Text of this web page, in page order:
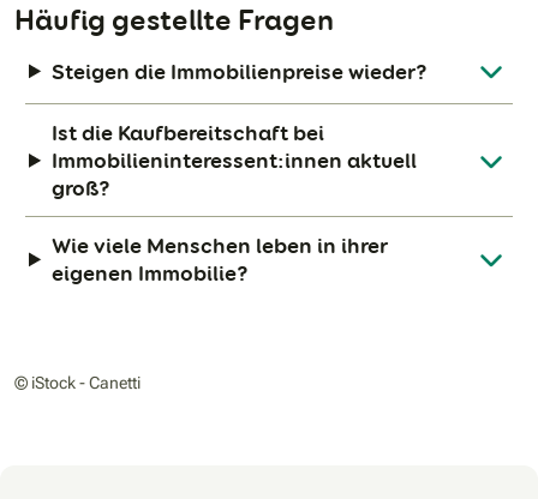
Häufig gestellte Fragen
Steigen die Immobilienpreise wieder?
Ist die Kaufbereitschaft bei
Immobilieninteressent:innen aktuell
groß?
Wie viele Menschen leben in ihrer
eigenen Immobilie?
© iStock - Canetti